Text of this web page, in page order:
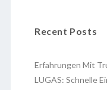
Recent Posts
Erfahrungen Mit
LUGAS: Schnelle